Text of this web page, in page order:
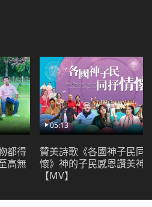
，我不能沒有你！
有痛苦有憂傷，
我，沒有將你忘記，
，我厭憎撒但，
，多願脫離不義。
，我死也不甘願，
臉，我心才稍感欣慰。
四
，也有毅力，
愛著你，我真心愛著你，
都得
高無
05:13
贊美詩歌《各國神子民同
懷》神的子民感恩讚美神
【MV】